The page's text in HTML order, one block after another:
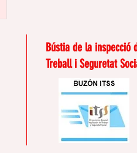
Bústia de la inspecció
Treball i Seguretat